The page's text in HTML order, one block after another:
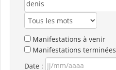
Manifestations à venir
Manifestations terminées
Date :